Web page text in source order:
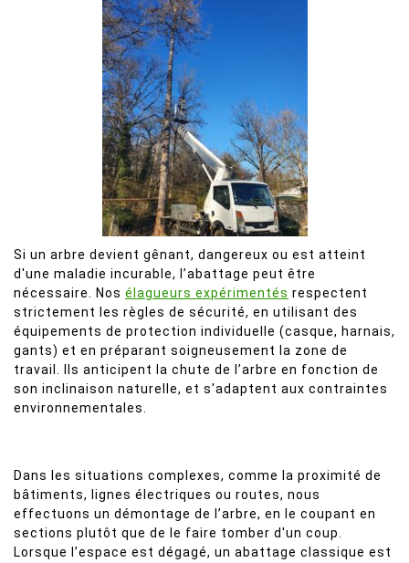
Si un arbre devient gênant, dangereux ou est atteint
d'une maladie incurable, l’abattage peut être
nécessaire. Nos élagueurs expérimentés respectent
strictement les règles de sécurité, en utilisant des
équipements de protection individuelle (casque, harnais,
gants) et en préparant soigneusement la zone de
travail. Ils anticipent la chute de l’arbre en fonction de
son inclinaison naturelle, et s'adaptent aux contraintes
environnementales.
Dans les situations complexes, comme la proximité de
bâtiments, lignes électriques ou routes, nous
effectuons un démontage de l’arbre, en le coupant en
sections plutôt que de le faire tomber d'un coup.
Lorsque l’espace est dégagé, un abattage classique est